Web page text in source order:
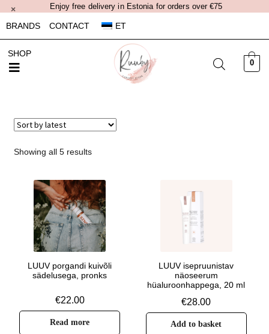
Enjoy free delivery in Estonia for orders over €75
×
BRANDS
CONTACT ET
SHOP
0
Showing all 5 results
LUUV porgandi kuivõli
sädelusega, pronks
€22.00
Read more
LUUV isepruunistav
näoseerum
hüaluroonhappega, 20 ml
€28.00
Add to basket